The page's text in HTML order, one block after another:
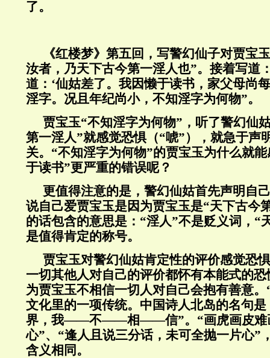
了。
《红楼梦》第五回，写警幻仙子对贾宝
汝者，乃天下古今第一淫人也”。接着写道
道：‘仙姑差了。我因懒于读书，家父母尚
淫字。况且年纪尚小，不知淫字为何物”。
贾宝玉“不知淫字为何物”，听了警幻仙
第一淫人”就感觉恐惧（“唬”），就急于声
关。“不知淫字为何物”的贾宝玉为什么就
于读书”更严重的错误呢？
更值得注意的是，警幻仙姑首先声明自
说自己爱贾宝玉是因为贾宝玉是“天下古今
的话包含的意思是：“淫人”不是贬义词，“
是值得肯定的称号。
贾宝玉对警幻仙姑肯定性的评价感觉恐
一切其他人对自己的评价都怀有本能式的
为贾宝玉不相信一切人对自己会抱有善意
文化里的一项传统。中国诗人北岛的名句
界，我——不——相——信”。“画虎画皮难
心”、“逢人且说三分话，未可全抛一片心”
含义相同。